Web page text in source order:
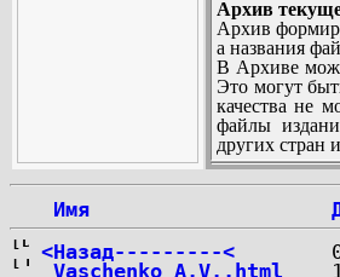
Архив
Архив
а названия
В Архиве
Это могут
качества не
файлы
других стран
Имя
<Назад---------<
_Vaschenko_A.V..html